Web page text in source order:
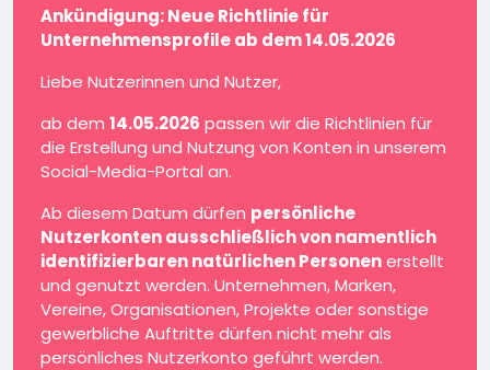
Ankündigung: Neue Richtlinie für
Unternehmensprofile ab dem 14.05.2026
Liebe Nutzerinnen und Nutzer,
ab dem 14.05.2026 passen wir die Richtlinien für
die Erstellung und Nutzung von Konten in unserem
Social-Media-Portal an.
Ab diesem Datum dürfen persönliche
Nutzerkonten ausschließlich von namentlich
identifizierbaren natürlichen Personenerstellt
und genutzt werden. Unternehmen, Marken,
Vereine, Organisationen, Projekte oder sonstige
gewerbliche Auftritte dürfen nicht mehr als
persönliches Nutzerkonto geführt werden.